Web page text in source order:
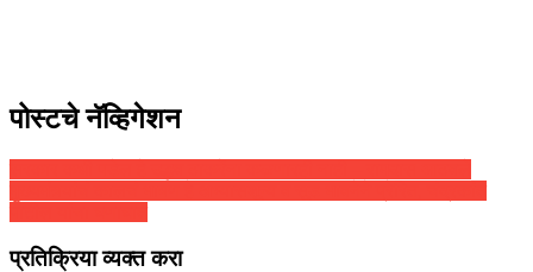
पोस्टचे नॅव्हिगेशन
प्रतिक्रिया व्यक्त करा